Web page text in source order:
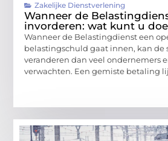
Zakelijke Dienstverlening
Wanneer de
invorderen: wat kunt u
Wanneer de Belastingdienst een
belastingschuld gaat innen, kan de
veranderen dan veel ondernemers
verwachten. Een gemiste betaling